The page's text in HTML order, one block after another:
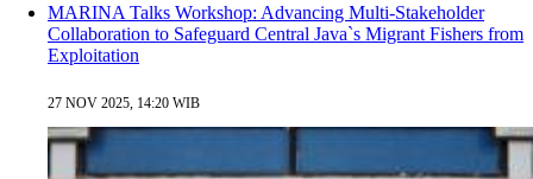
MARINA Talks Workshop: Advancing Multi-Stakeholder
Collaboration to Safeguard Central Java`s Migrant Fishers from
Exploitation
27 NOV 2025, 14:20 WIB